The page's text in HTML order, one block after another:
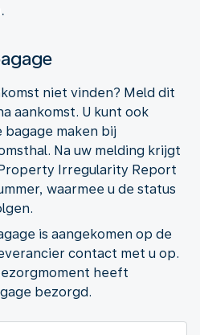
niet vinden? Meld dit
aankomst. U kunt ook
bagage maken bij
Na uw melding krijgt
Irregularity Report
waarmee u de status
is aangekomen op de
contact met u op.
heeft
bezorgd.